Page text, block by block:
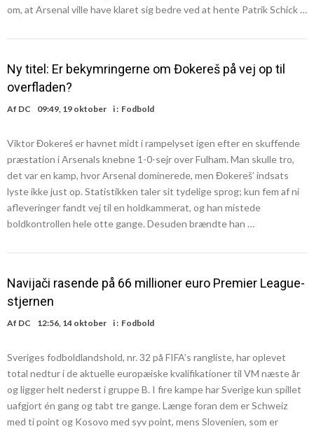
om, at Arsenal ville have klaret sig bedre ved at hente Patrik Schick …
Ny titel: Er bekymringerne om Đokereš på vej op til
overfladen?
Af DC 09:49, 19 oktober i : Fodbold
Viktor Đokereš er havnet midt i rampelyset igen efter en skuffende
præstation i Arsenals knebne 1-0-sejr over Fulham. Man skulle tro,
det var en kamp, hvor Arsenal dominerede, men Đokereš’ indsats
lyste ikke just op. Statistikken taler sit tydelige sprog; kun fem af ni
afleveringer fandt vej til en holdkammerat, og han mistede
boldkontrollen hele otte gange. Desuden brændte han …
Navijači rasende på 66 millioner euro Premier League-
stjernen
Af DC 12:56, 14 oktober i : Fodbold
Sveriges fodboldlandshold, nr. 32 på FIFA’s rangliste, har oplevet
total nedtur i de aktuelle europæiske kvalifikationer til VM næste år
og ligger helt nederst i gruppe B. I fire kampe har Sverige kun spillet
uafgjort én gang og tabt tre gange. Længe foran dem er Schweiz
med ti point og Kosovo med syv point, mens Slovenien, som er